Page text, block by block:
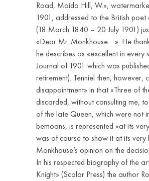
Road, Maida Hill, W.»,
1901, addressed to the British
(18 March 1840 – 20 July 1901)
«Dear Mr. Monkhouse….». He
he describes as «excellent in
Journal of 1901 which was
retirement). Tenniel then, however,
disappointment» in that «Three of
discarded, without consulting me,
of the late Queen, which were not
bemoans, is represented «at its
was of course to show it at its
Monkhouse’s opinion on the
In his respected biography of the
Knight» (Scolar Press) the author